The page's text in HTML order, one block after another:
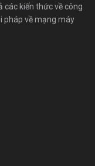
các kiến thức về công
pháp về mạng máy